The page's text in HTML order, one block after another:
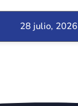
28 julio, 2026